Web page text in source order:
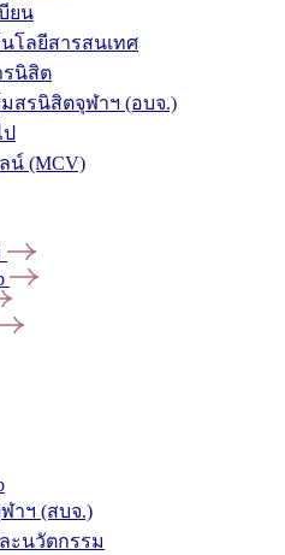
ยน
โลยีสารสนเทศ
รนิสิต
สรนิสิตจุฬาฯ (อบจ.)
น์ (MCV)
าฯ (สบจ.)
ะนวัตกรรม